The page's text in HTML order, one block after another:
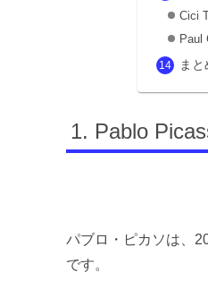
Cici
Paul
まと
Pablo
パブロ・ピカソは、
です。